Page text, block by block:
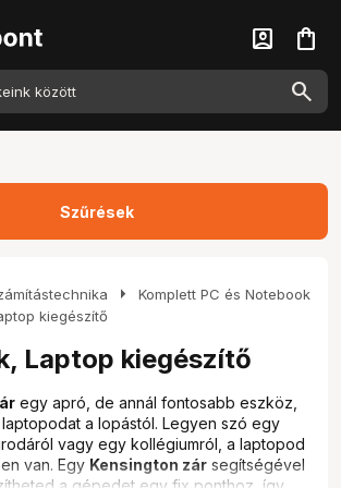
account_box shopping_bag
arrow_right Komplett PC és Notebook
kiegészítő
Laptop kiegészítő
egy apró, de annál fontosabb eszköz,
a lopástól. Legyen szó egy
vagy egy kollégiumról, a laptopod
van. Egy Kensington zár segítségével
Szűrések